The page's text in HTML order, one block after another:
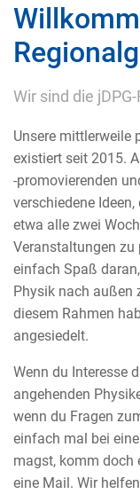
Wir sind die
Unsere mittlerweile
existiert seit 2015.
-promovierenden
verschiedene
etwa alle zwei
Veranstaltungen
einfach Spaß
Physik nach außen
diesem Rahmen
angesiedelt.
Wenn du Interesse
angehenden
wenn du Fragen
einfach mal bei
magst, komm doch
eine Mail. Wir